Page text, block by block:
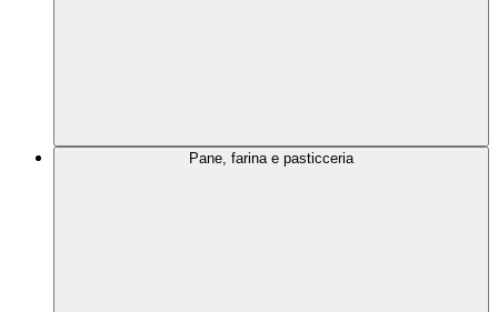
Pane, farina e pasticceria